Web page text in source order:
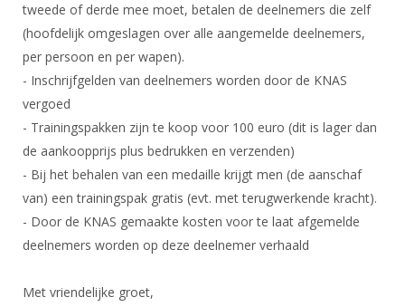
Bondsbureau
Contact
Medewerkers
Samenwerking
Formulieren
Alle Verenigingen
Nieuws
Verenigingsondersteuning
Witte Vlekkenplan
Wedstrijdkalender
KNAS Keurmerk
NK's
JPT
JEC
Veteranenwedstrijden
Wedstrijdorganisatie
Aanvragen van scheidsrechters
Internationale aanmeldingen
Voor scheidsrechters
Nieuws
Scheidsrechterslijst
Scheidsrechter Documentatie
Opleidingen
tweede of derde mee moet, betalen de deelnemers die zelf
(hoofdelijk omgeslagen over alle aangemelde deelnemers,
per persoon en per wapen).
- Inschrijfgelden van deelnemers worden door de KNAS
vergoed
- Trainingspakken zijn te koop voor 100 euro (dit is lager dan
de aankoopprijs plus bedrukken en verzenden)
- Bij het behalen van een medaille krijgt men (de aanschaf
van) een trainingspak gratis (evt. met terugwerkende kracht).
- Door de KNAS gemaakte kosten voor te laat afgemelde
deelnemers worden op deze deelnemer verhaald
Met vriendelijke groet,